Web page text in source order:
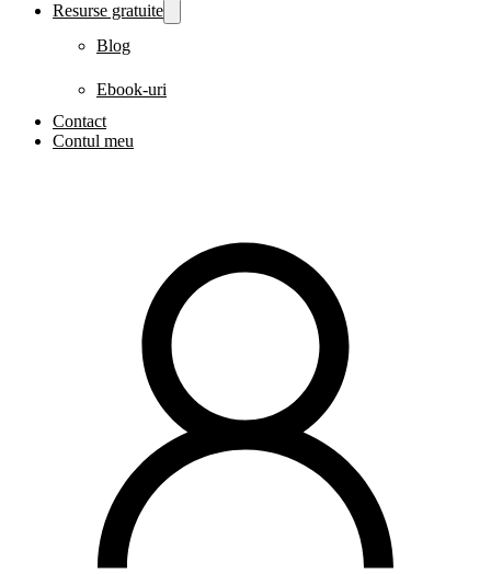
Resurse gratuite
Blog
Ebook-uri
Contact
Contul meu